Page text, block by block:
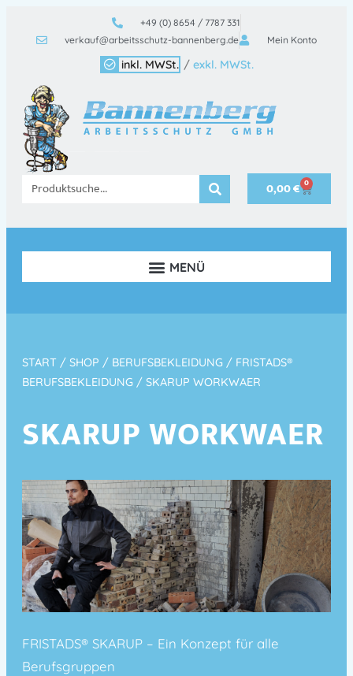
+49 (0) 8654 / 7787 331
verkauf@arbeitsschutz-bannenberg.de
Mein Konto
inkl. MWSt. / exkl. MWSt.
0,00€ 0
START / SHOP / BERUFSBEKLEIDUNG / FRISTADS®
BERUFSBEKLEIDUNG / SKARUP WORKWAER
SKARUP WORKWAER
FRISTADS® SKARUP – Ein Konzept für alle
Berufsgruppen